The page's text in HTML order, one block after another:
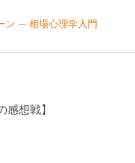
ン — 相場心理学入門
感想戦】